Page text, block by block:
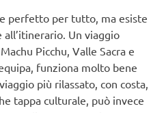
perfetto per tutto, ma esiste
Un viaggio
Picchu, Valle Sacra e
funziona molto bene
più rilassato, con costa,
tappa culturale, può invece